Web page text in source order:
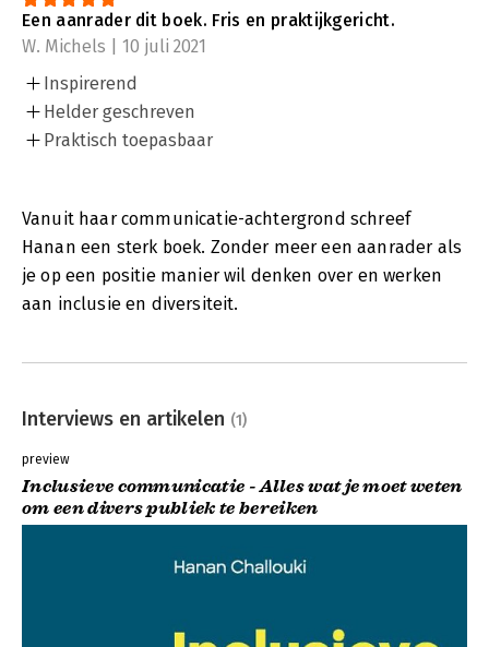
Een aanrader dit boek. Fris en praktijkgericht.
W. Michels | 10 juli 2021
Inspirerend
Helder geschreven
Praktisch toepasbaar
Vanuit haar communicatie-achtergrond schreef
Hanan een sterk boek. Zonder meer een aanrader als
je op een positie manier wil denken over en werken
aan inclusie en diversiteit.
Interviews en artikelen (1)
preview
Inclusieve communicatie - Alles wat je moet weten
om een divers publiek te bereiken